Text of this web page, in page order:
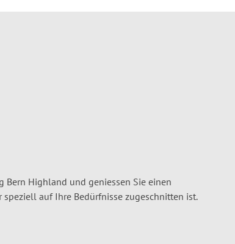
Bern Highland und geniessen Sie einen
speziell auf Ihre Bedürfnisse zugeschnitten ist.